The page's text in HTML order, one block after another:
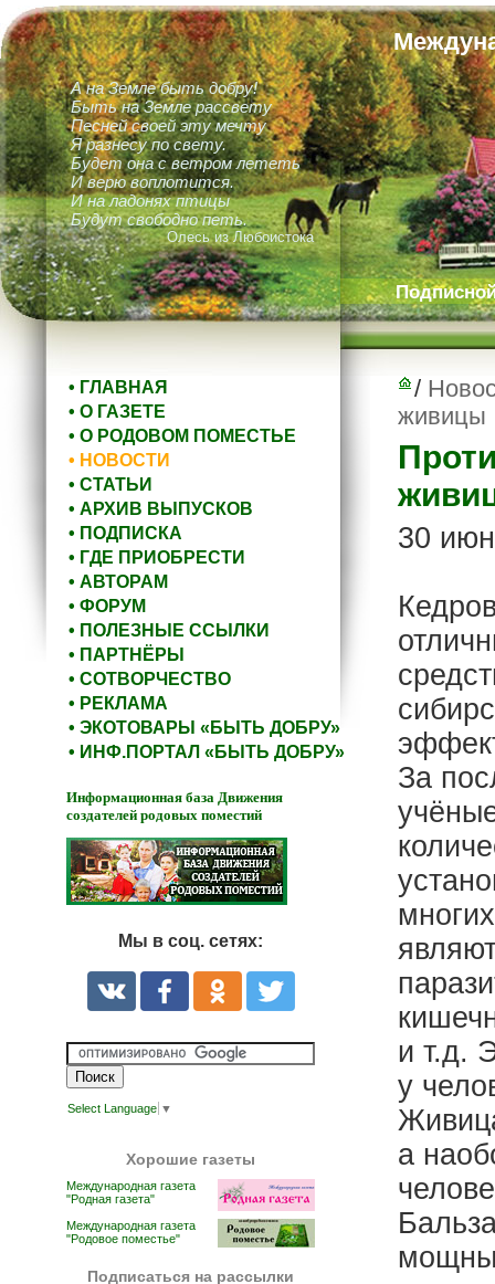
А на Земле быть добру!
Быть на Земле рассвету
Песней своей эту мечту
Я разнесу по свету.
Будет она с ветром лететь
И верю воплотится.
И на ладонях птицы
Будут свободно петь.
Олесь из Любоистока
• ГЛАВНАЯ
• О ГАЗЕТЕ
• О РОДОВОМ ПОМЕСТЬЕ
• НОВОСТИ
• СТАТЬИ
• АРХИВ ВЫПУСКОВ
• ПОДПИСКА
• ГДЕ ПРИОБРЕСТИ
• АВТОРАМ
• ФОРУМ
• ПОЛЕЗНЫЕ ССЫЛКИ
• ПАРТНЁРЫ
• СОТВОРЧЕСТВО
• РЕКЛАМА
• ЭКОТОВАРЫ «БЫТЬ ДОБРУ»
• ИНФ.ПОРТАЛ «БЫТЬ ДОБРУ»
Информационная база Движения
создателей родовых поместий
Мы в соц. сетях:
Select Language ▼
Хорошие газеты
Международная газета
"Родная газета"
Международная газета
"Родовое поместье"
Подписаться на рассылки
/
живицы
30
За
и т.д.
у
а